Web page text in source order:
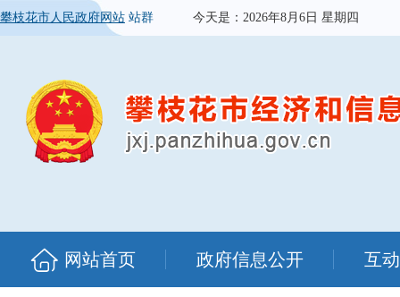
攀枝花市人民政府网站 站群 今天是： 2026年8月6日 星期四
网站首页 政府信息公开 互